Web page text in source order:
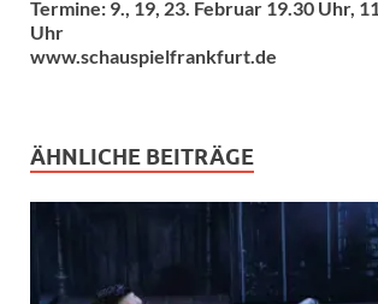
Termine: 9., 19, 23. Februar 19.30 Uhr,
Uhr
www.schauspielfrankfurt.de
ÄHNLICHE BEITRÄGE